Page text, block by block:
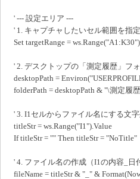
' --- 設定エリア ---
' 1. キャプチャしたいセル範囲を指
Set targetRange = ws.Range("A1:K30")
' 2. デスクトップの「測定履歴」フ
desktopPath =
folderPath = desktopPath & "\測定履
' 3. I1セルからファイル名にする文
titleStr = ws.Range("I1").Value
If titleStr = "" Then titleStr = "NoTitle"
' 4. ファイル名の作成（I1の内容_日
fileName = titleStr & "_" &